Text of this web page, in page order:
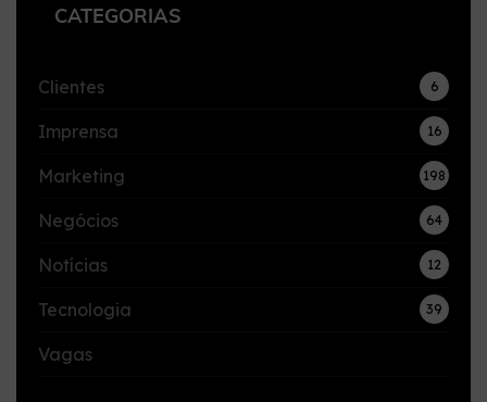
CATEGORIAS
Clientes 6
Imprensa 16
Marketing 198
Negócios 64
Notícias 12
Tecnologia 39
Vagas